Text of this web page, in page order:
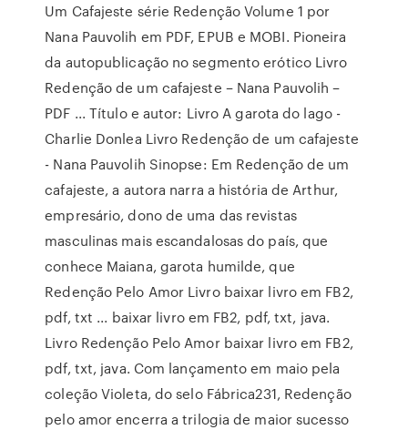
Um Cafajeste série Redenção Volume 1 por
Nana Pauvolih em PDF, EPUB e MOBI. Pioneira
da autopublicação no segmento erótico Livro
Redenção de um cafajeste – Nana Pauvolih –
PDF ... Título e autor: Livro A garota do lago -
Charlie Donlea Livro Redenção de um cafajeste
- Nana Pauvolih Sinopse: Em Redenção de um
cafajeste, a autora narra a história de Arthur,
empresário, dono de uma das revistas
masculinas mais escandalosas do país, que
conhece Maiana, garota humilde, que
Redenção Pelo Amor Livro baixar livro em FB2,
pdf, txt ... baixar livro em FB2, pdf, txt, java.
Livro Redenção Pelo Amor baixar livro em FB2,
pdf, txt, java. Com lançamento em maio pela
coleção Violeta, do selo Fábrica231, Redenção
pelo amor encerra a trilogia de maior sucesso